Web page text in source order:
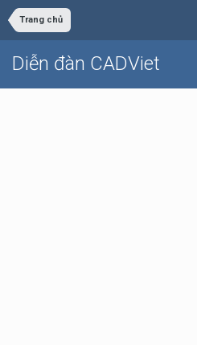
Trang chủ
Diễn đàn CADViet